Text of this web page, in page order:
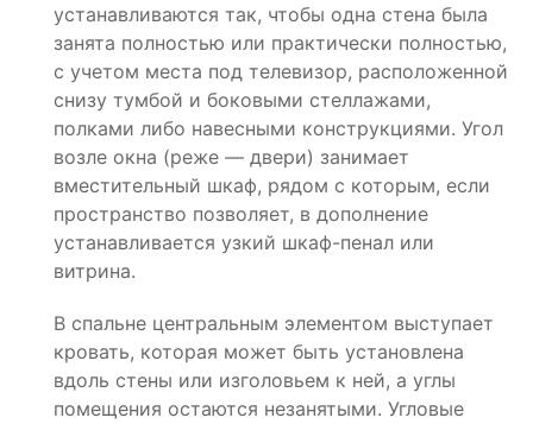
устанавливаются так, чтобы одна стена была
занята полностью или практически полностью,
с учетом места под телевизор, расположенной
снизу тумбой и боковыми стеллажами,
полками либо навесными конструкциями. Угол
возле окна (реже — двери) занимает
вместительный шкаф, рядом с которым, если
пространство позволяет, в дополнение
устанавливается узкий шкаф-пенал или
витрина.
В спальне центральным элементом выступает
кровать, которая может быть установлена
вдоль стены или изголовьем к ней, а углы
помещения остаются незанятыми. Угловые